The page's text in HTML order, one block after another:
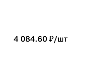
4 084.60 ₽/шт